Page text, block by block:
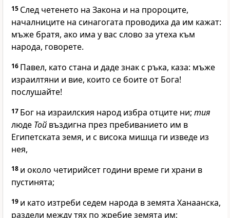
15 След четенето на Закона и на пророците,
началниците на синагогата проводиха да им кажат:
мъже братя, ако има у вас слово за утеха към
народа, говорете.
16 Павел, като стана и даде знак с ръка, каза: мъже
израилтяни и вие, които се боите от Бога!
послушайте!
17 Бог на израилския народ избра отците ни; тия
люде Той въздигна през пребиванието им в
Египетската земя, и с висока мишца ги изведе из
нея,
18 и около четирийсет години време ги храни в
пустинята;
19 и като изтреби седем народа в земята Ханаанска,
раздели между тях по жребие земята им;